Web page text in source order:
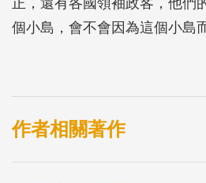
個小島，會不會因為這個小島
發核戰的危機？當時台海兩岸
作者相關著作